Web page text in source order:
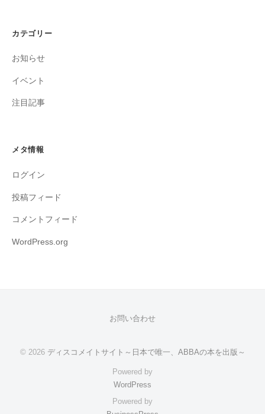
カテゴリー
お知らせ
イベント
注目記事
メタ情報
ログイン
投稿フィード
コメントフィード
WordPress.org
お問い合わせ
© 2026 ディスコメイトサイト～日本で唯一、ABBAの本を出版～
Powered by
WordPress
Powered by